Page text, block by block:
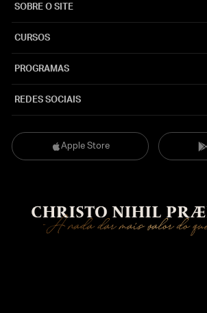
Apple Store
SOBRE O SITE
CURSOS
PROGRAMAS
REDES SOCIAIS